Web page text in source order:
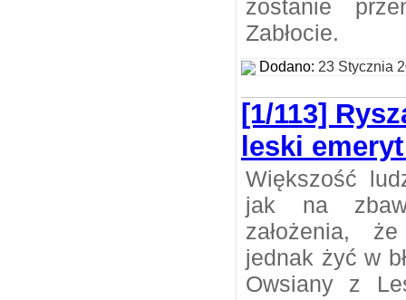
zostanie
Zabłocie.
Dodano: 23 Stycznia
[1/113]
leski
Większość
jak na
założenia,
jednak żyć w
Owsiany z